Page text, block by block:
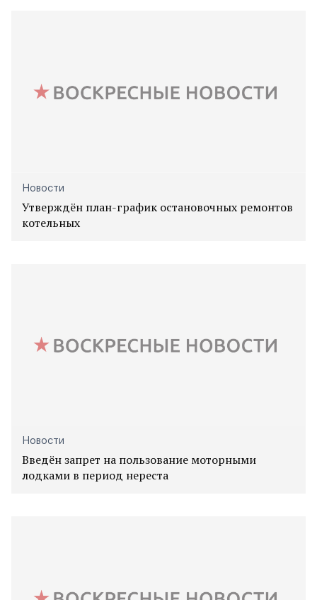
Новости
Утверждён план-график остановочных ремонтов
котельных
Новости
Введён запрет на пользование моторными
лодками в период нереста